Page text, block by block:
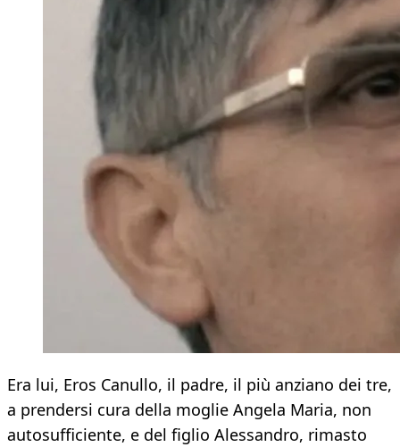
Era lui, Eros Canullo, il padre, il più anziano dei tre,
a prendersi cura della moglie Angela Maria, non
autosufficiente, e del figlio Alessandro, rimasto